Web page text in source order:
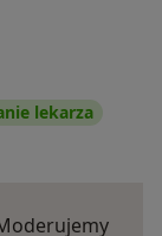
lekarza